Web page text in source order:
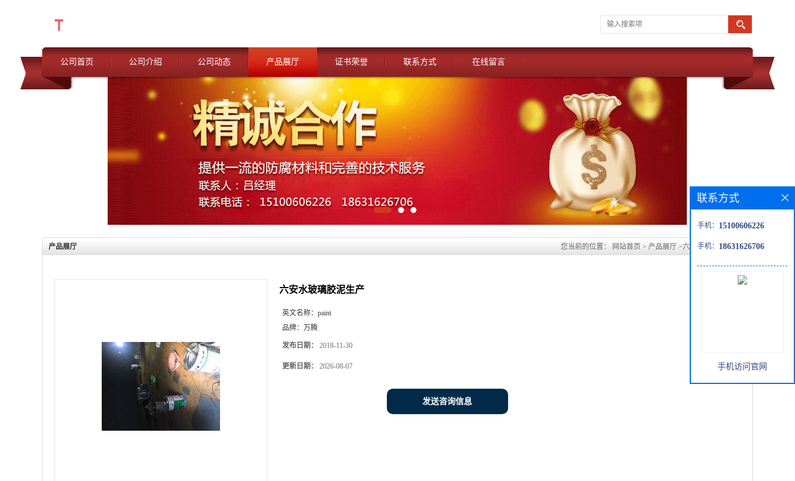
公司首页 公司介绍 公司动态 产品展厅 证书荣誉 联系方式 在线留言
产品展厅 您当前的位置： 网站首页 > 产品展厅 >六安水玻璃胶泥生产
六安水玻璃胶泥生产
英文名称： paint
品牌： 万腾
发布日期： 2018-11-30
更新日期： 2026-08-07
发送咨询信息
联系方式
手机： 15100606226
手机： 18631626706
手机访问官网